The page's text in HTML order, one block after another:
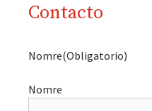
Contacto
Nomre(Obligatorio)
Nomre